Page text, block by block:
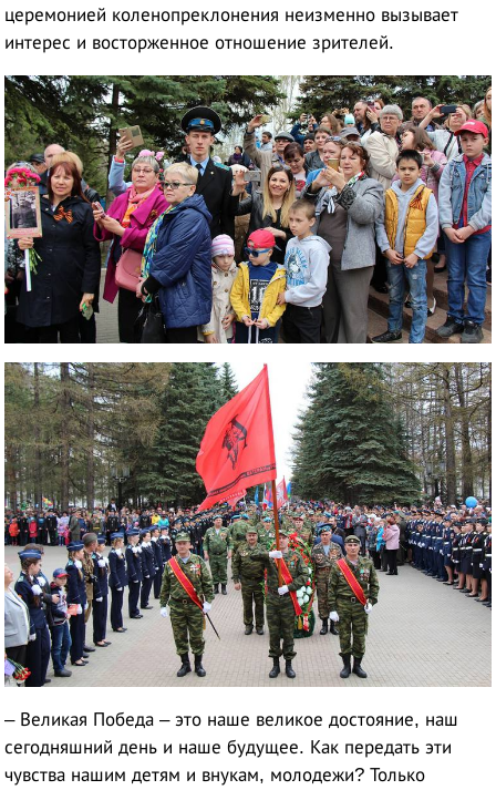
церемонией коленопреклонения неизменно вызывает
интерес и восторженное отношение зрителей.
– Великая Победа – это наше великое достояние, наш
сегодняшний день и наше будущее. Как передать эти
чувства нашим детям и внукам, молодежи? Только